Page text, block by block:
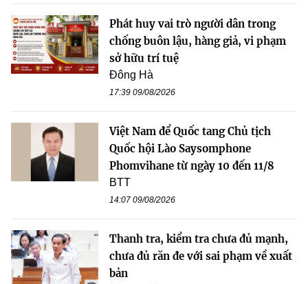
Phát huy vai trò người dân trong
chống buôn lậu, hàng giả, vi phạm
sở hữu trí tuệ
Đông Hà
17:39 09/08/2026
Việt Nam để Quốc tang Chủ tịch
Quốc hội Lào Saysomphone
Phomvihane từ ngày 10 đến 11/8
BTT
14:07 09/08/2026
Thanh tra, kiểm tra chưa đủ mạnh,
chưa đủ răn đe với sai phạm về xuất
bản